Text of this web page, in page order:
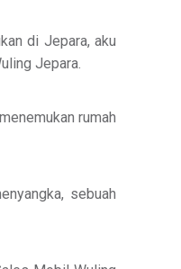
di Jepara, aku
Jepara.
rumah
sebuah